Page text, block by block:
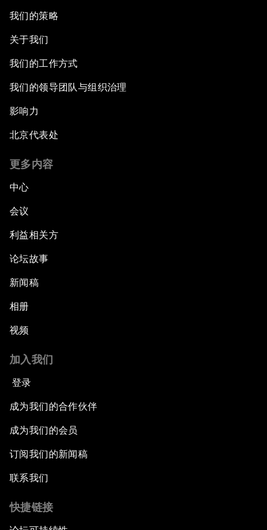
我们的策略
关于我们
我们的工作方式
我们的领导团队与组织治理
影响力
北京代表处
更多内容
中心
会议
利益相关方
论坛故事
新闻稿
相册
视频
加入我们
登录
成为我们的合作伙伴
成为我们的会员
订阅我们的新闻稿
联系我们
快捷链接